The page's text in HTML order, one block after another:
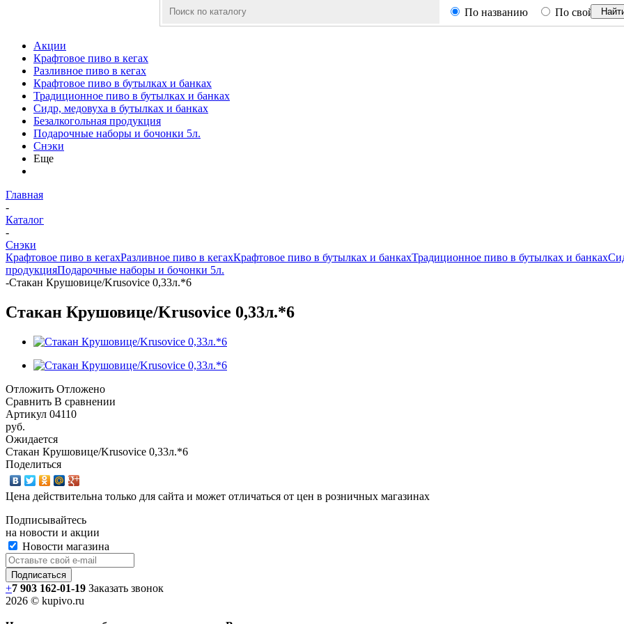
По названию По свойствам
Акции
Крафтовое пиво в кегах
Разливное пиво в кегах
Крафтовое пиво в бутылках и банках
Традиционное пиво в бутылках и банках
Сидр, медовуха в бутылках и банках
Безалкогольная продукция
Подарочные наборы и бочонки 5л.
Снэки
Еще
Главная
-
Каталог
-
Снэки
Крафтовое пиво в кегахРазливное пиво в кегахКрафтовое пиво в бутылках и банкахТрадиционное пиво в бутылках и банках
продукцияПодарочные наборы и бочонки 5л.
-Стакан Крушовице/Krusovice 0,33л.*6
Стакан Крушовице/Krusovice 0,33л.*6
Отложить Отложено
Сравнить В сравнении
Артикул 04110
руб.
Ожидается
Стакан Крушовице/Krusovice 0,33л.*6
Поделиться
Цена действительна только для сайта и может отличаться от цен в розничных магазинах
Подписывайтесь
на новости и акции
Новости магазина
+7 903 162-01-19 Заказать звонок
2026 © kupivo.ru